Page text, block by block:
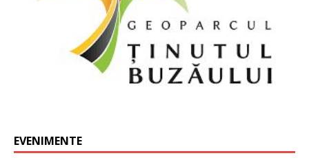
EVENIMENTE